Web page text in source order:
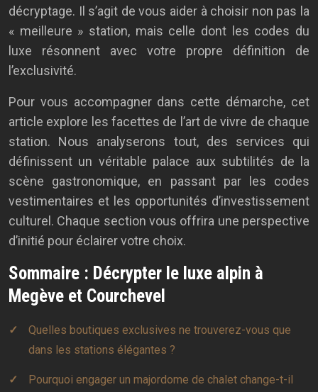
décryptage. Il s’agit de vous aider à choisir non pas la
« meilleure » station, mais celle dont les codes du
luxe résonnent avec votre propre définition de
l’exclusivité.
Pour vous accompagner dans cette démarche, cet
article explore les facettes de l’art de vivre de chaque
station. Nous analyserons tout, des services qui
définissent un véritable palace aux subtilités de la
scène gastronomique, en passant par les codes
vestimentaires et les opportunités d’investissement
culturel. Chaque section vous offrira une perspective
d’initié pour éclairer votre choix.
Sommaire : Décrypter le luxe alpin à
Megève et Courchevel
Quelles boutiques exclusives ne trouverez-vous que
dans les stations élégantes ?
Pourquoi engager un majordome de chalet change-t-il